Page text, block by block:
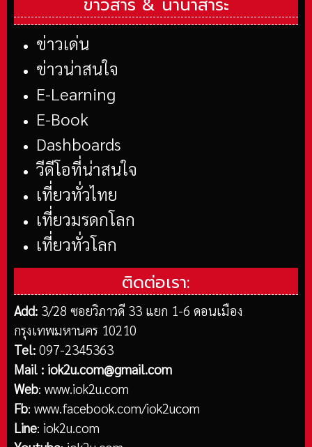
ข่าวเด่น
ข่าวน่าสนใจ
E-Learning
E-Book
Dashboards
วีดีโอที่น่าสนใจ
เที่ยวทั่วไทย
เที่ยวมรดกโลก
เที่ยวทั่วโลก
ติดต่อเรา:
Add: 3/28 ซอยวิภาวดี 33 แยก 1-6 ดอนเมือง
กรุงเทพมหานคร 10210
Tel: 097-2345363
Mail : iok2u.com@gmail.com
Web: www.iok2u.com
Fb: www.facebook.com/iok2ucom
Line: iok2u.com